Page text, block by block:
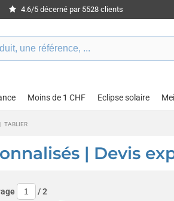
4.6/5 décerné par 5528 clients
Moins de 1 CHF Eclipse solaire
| TABLIER
| Devis
/2